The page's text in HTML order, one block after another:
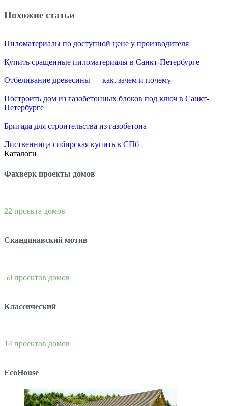
Похожие статьи
Пиломатериалы по доступной цене у производителя
Купить сращенные пиломатериалы в Санкт-Петербурге
Отбеливание древесины — как, зачем и почему
Построить дом из газобетонных блоков под ключ в Санкт-
Петербурге
Бригада для строительства из газобетона
Лиственница сибирская купить в СПб
Каталоги
Фахверк проекты домов
22 проекта домов
Скандинавский мотив
50 проектов домов
Классический
14 проектов домов
EcoHouse